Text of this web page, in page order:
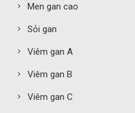
Men gan cao
Sỏi gan
Viêm gan A
Viêm gan B
Viêm gan C